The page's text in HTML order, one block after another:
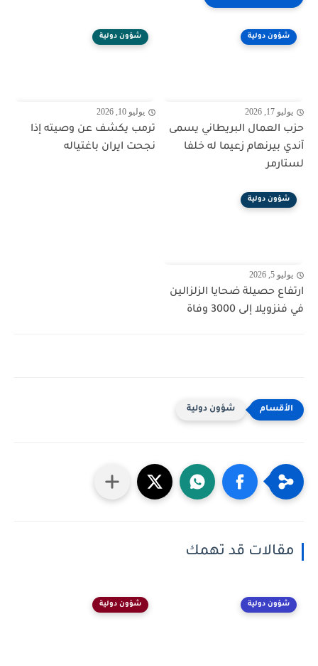
شؤون دولية
يوليو 17, 2026
حزب العمال البريطاني يسمى
آندي بيرنهام زعيما له خلفا
لستارمر
شؤون دولية
يوليو 10, 2026
ترمب يكشف عن وصيته إذا
نجحت ايران باغتياله
شؤون دولية
يوليو 5, 2026
ارتفاع حصيلة ضحايا الزلزالين
في فنزويلا إلى 3000 وفاة
شؤون دولية
مقالات قد تهمك
شؤون دولية شؤون دولية